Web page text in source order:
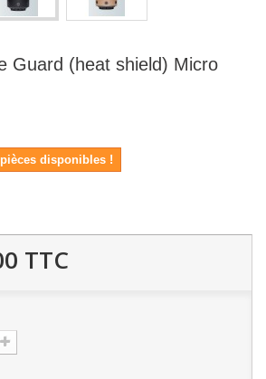
Guard (heat shield) Micro
disponibles !
TTC